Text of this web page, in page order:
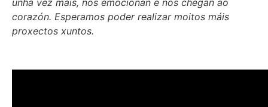
unha vez máis, nos emocionan e nos chegan ao
corazón. Esperamos poder realizar moitos máis
proxectos xuntos.